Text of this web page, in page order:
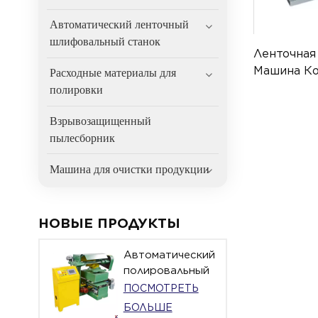
Автоматический ленточный
шлифовальный станок
Расходные материалы для
полировки
Взрывозащищенный
пылесборник
Машина для очистки продукции
НОВЫЕ ПРОДУКТЫ
Автоматический
полировальный
станок с
поворотным
ПОСМОТРЕТЬ
БОЛЬШЕ
Машина